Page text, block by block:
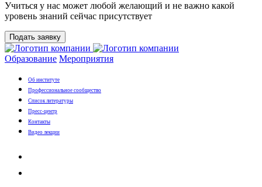
Учиться у нас может любой желающий и не важно какой
уровень знаний сейчас присутствует
Подать заявку
Образование Мероприятия
Об институте
Профессиональное сообщество
Список литературы
Пресс-центр
Контакты
Видео лекции